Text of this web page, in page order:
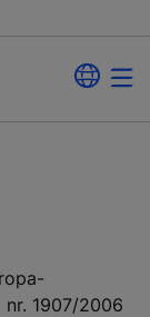
1907/2006